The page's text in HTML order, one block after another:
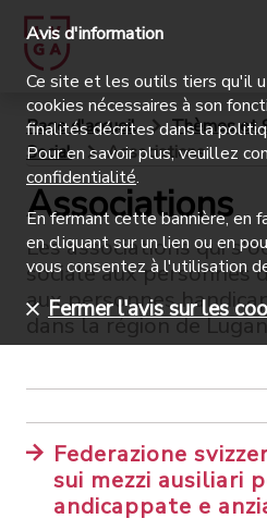
Page d'accueil
Thèmes et
Social
Associations
Associations
Les associations qui
sociale aux personnes
aux personnes
dans la région de
Federazione
sui mezzi ausiliari
andicappate e
Avis d'information
Ce site et les outils tiers qu'il
cookies nécessaires à son
finalités décrites dans la
Pour en savoir plus, veuillez
confidentialité.
En fermant cette bannière, en
en cliquant sur un lien ou en
vous consentez à l'utilisation
Fermer l'avis sur les